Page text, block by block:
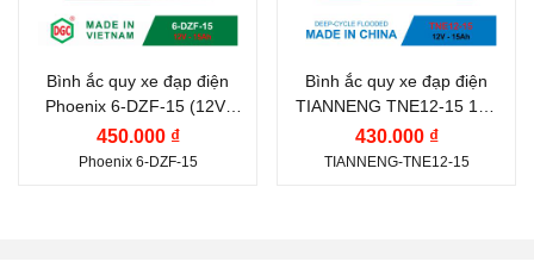
Nước sản xuất:Việt
Nam
Bình ắc quy xe đạp điện
Phoenix 6-DZF-15 (12V-
15Ah)
450.000 ₫
Phoenix 6-DZF-15
Công nghệ: AGM GEL
Nước sản xuất:Trung
Quốc
Bình ắc quy xe đạp điện
TIANNENG TNE12-15 12V
15Ah
430.000 ₫
TIANNENG-TNE12-15